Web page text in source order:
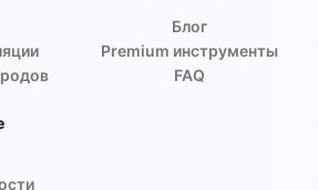
Блог
Premium инструменты
FAQ